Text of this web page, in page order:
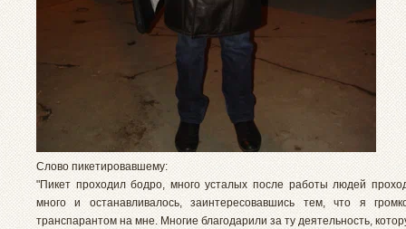
Слово пикетировавшему:
"Пикет проходил бодро, много усталых после работы людей
много и останавливалось, заинтересовавшись тем, что я
транспарантом на мне. Многие благодарили за ту деятельность,